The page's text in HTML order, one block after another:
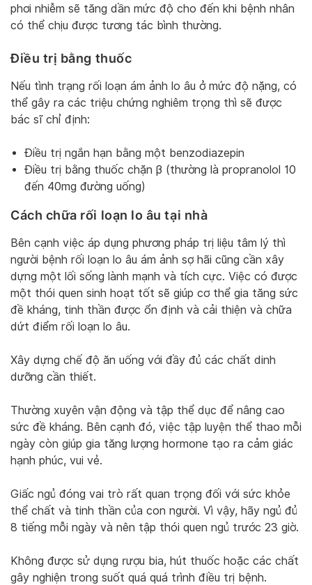
phơi nhiễm sẽ tăng dần mức độ cho đến khi bệnh nhân
có thể chịu được tương tác bình thường.
Điều trị bằng thuốc
Nếu tình trạng rối loạn ám ảnh lo âu ở mức độ nặng, có
thể gây ra các triệu chứng nghiêm trọng thì sẽ được
bác sĩ chỉ định:
Điều trị ngắn hạn bằng một benzodiazepin
Điều trị bằng thuốc chặn β (thường là propranolol 10
đến 40mg đường uống)
Cách chữa rối loạn lo âu tại nhà
Bên cạnh việc áp dụng phương pháp trị liệu tâm lý thì
người bệnh rối loạn lo âu ám ảnh sợ hãi cũng cần xây
dựng một lối sống lành mạnh và tích cực. Việc có được
một thói quen sinh hoạt tốt sẽ giúp cơ thể gia tăng sức
đề kháng, tinh thần được ổn định và cải thiện và chữa
dứt điểm rối loạn lo âu.
Xây dựng chế độ ăn uống với đầy đủ các chất dinh
dưỡng cần thiết.
Thường xuyên vận động và tập thể dục để nâng cao
sức đề kháng. Bên cạnh đó, việc tập luyện thể thao mỗi
ngày còn giúp gia tăng lượng hormone tạo ra cảm giác
hạnh phúc, vui vẻ.
Giấc ngủ đóng vai trò rất quan trọng đối với sức khỏe
thể chất và tinh thần của con người. Vì vậy, hãy ngủ đủ
8 tiếng mỗi ngày và nên tập thói quen ngủ trước 23 giờ.
Không được sử dụng rượu bia, hút thuốc hoặc các chất
gây nghiện trong suốt quá quá trình điều trị bệnh.